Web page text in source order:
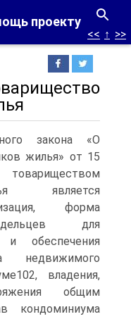
проекту
<< ↑ >>
закона «О
жилья» от 15
является
форма
для
и обеспечения
недвижимого
владения,
общим
кондоминиума